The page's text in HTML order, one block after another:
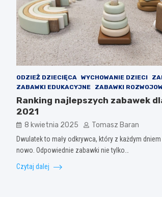
ODZIEŻ DZIECIĘCA WYCHOWANIE DZIECI
ZABAWKI EDUKACYJNE
ZABAWKI
Ranking najlepszych zabawek
2021
8 kwietnia 2025 Tomasz Baran
Dwulatek to mały odkrywca, który z każdym
nowo. Odpowiednie zabawki nie tylko…
Czytaj dalej